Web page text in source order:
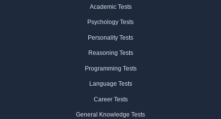
Academic Tests
Psychology Tests
Personality Tests
Reasoning Tests
Programming Tests
Language Tests
Career Tests
General Knowledge Tests